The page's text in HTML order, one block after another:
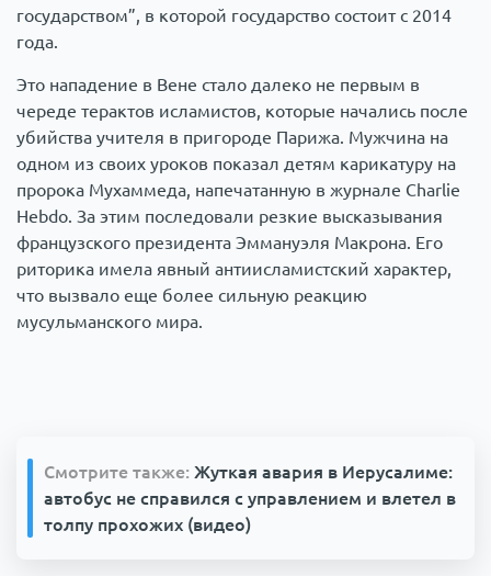
государством”, в которой государство состоит с 2014
года.
Это нападение в Вене стало далеко не первым в
череде терактов исламистов, которые начались после
убийства учителя в пригороде Парижа. Мужчина на
одном из своих уроков показал детям карикатуру на
пророка Мухаммеда, напечатанную в журнале Charlie
Hebdo. За этим последовали резкие высказывания
французского президента Эммануэля Макрона. Его
риторика имела явный антиисламистский характер,
что вызвало еще более сильную реакцию
мусульманского мира.
Смотрите также: Жуткая авария в Иерусалиме:
автобус не справился с управлением и влетел в
толпу прохожих (видео)